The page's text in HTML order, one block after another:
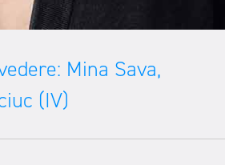
Mina Sava,
(IV)